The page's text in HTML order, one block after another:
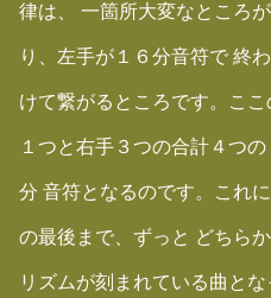
律は、 一箇所大変なところ
り、左手が１６分音符で 終
けて繋がるところです。こ
１つと右手３つの合計４つ
分 音符となるのです。これ
の最後まで、ずっと どちら
リズムが刻まれている曲と